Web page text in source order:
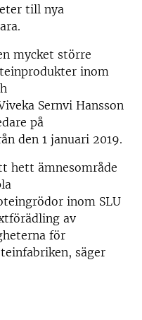
till nya
mycket större
inom
Sernvi Hansson
på
den 1 januari 2019.
hett ämnesområde
inom SLU
av
för
säger